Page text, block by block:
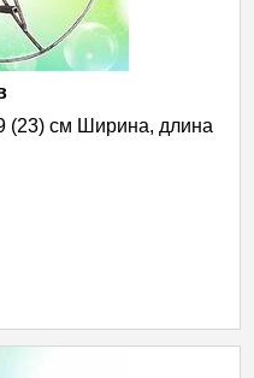
(23) см Ширина, длина